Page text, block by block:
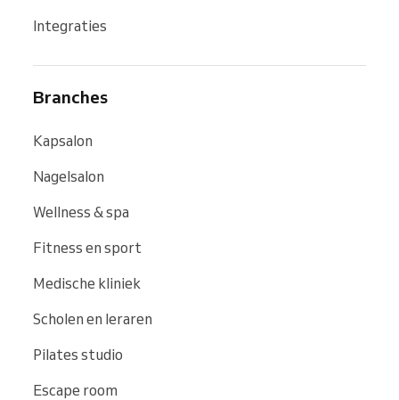
Integraties
Branches
Kapsalon
Nagelsalon
Wellness & spa
Fitness en sport
Medische kliniek
Scholen en leraren
Pilates studio
Escape room